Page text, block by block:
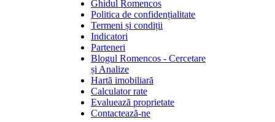
Ghidul Romencos
Politica de confidențialitate
Termeni și condiții
Indicatori
Parteneri
Blogul Romencos - Cercetare
și Analize
Hartă imobiliară
Calculator rate
Evaluează proprietate
Contactează-ne